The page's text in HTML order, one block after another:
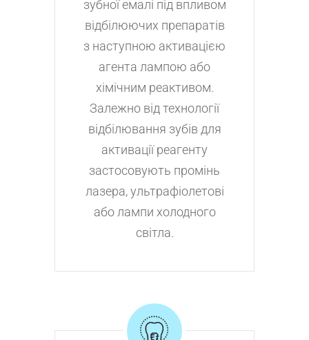
зубної емалі під впливом
відбілюючих препаратів
з наступною активацією
агента лампою або
хімічним реактивом.
Залежно від технології
відбілювання зубів для
активації реагенту
застосовують промінь
лазера, ультрафіолетові
або лампи холодного
світла.